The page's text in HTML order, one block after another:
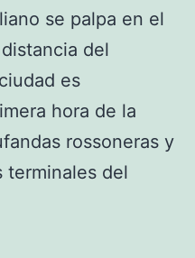
se palpa en el
del
es
hora de la
rossoneras y
terminales del